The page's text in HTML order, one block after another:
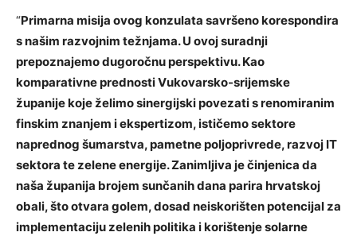
“Primarna misija ovog konzulata savršeno korespondira
s našim razvojnim težnjama. U ovoj suradnji
prepoznajemo dugoročnu perspektivu. Kao
komparativne prednosti Vukovarsko-srijemske
županije koje želimo sinergijski povezati s renomiranim
finskim znanjem i ekspertizom, ističemo sektore
naprednog šumarstva, pametne poljoprivrede, razvoj IT
sektora te zelene energije. Zanimljiva je činjenica da
naša županija brojem sunčanih dana parira hrvatskoj
obali, što otvara golem, dosad neiskorišten potencijal za
implementaciju zelenih politika i korištenje solarne